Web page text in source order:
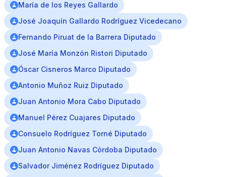
María de los Reyes Gallardo
José Joaquín Gallardo Rodríguez Vicedecano
Fernando Piruat de la Barrera Diputado
José María Monzón Ristori Diputado
Óscar Cisneros Marco Diputado
Antonio Muñoz Ruiz Diputado
Juan Antonio Mora Cabo Diputado
Manuel Pérez Cuajares Diputado
Consuelo Rodríguez Torné Diputado
Juan Antonio Navas Córdoba Diputado
Salvador Jiménez Rodríguez Diputado